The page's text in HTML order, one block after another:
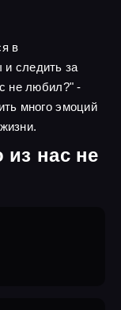
в
следить за
не любил?" -
много эмоций
из нас не